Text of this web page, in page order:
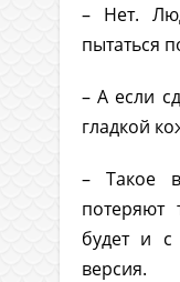
– Нет.
пытаться
– А если
гладкой
– Такое
потеряют
будет и с
версия.